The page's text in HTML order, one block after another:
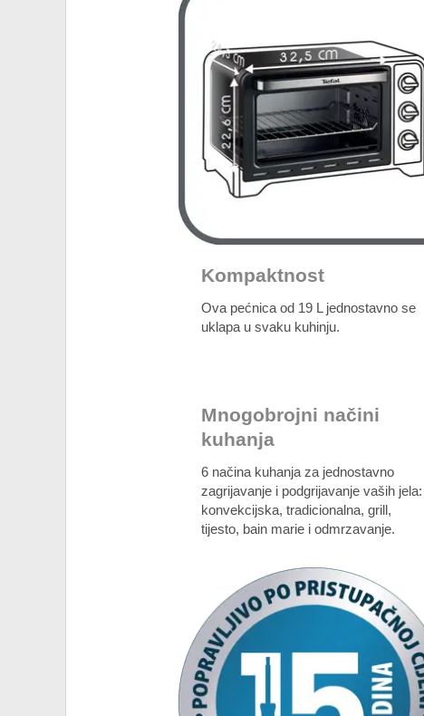
Kompaktnost
Ova pećnica od 19 L jednostavno se
uklapa u svaku kuhinju.
Mnogobrojni načini
kuhanja
6 načina kuhanja za jednostavno
zagrijavanje i podgrijavanje vaših jela:
konvekcijska, tradicionalna, grill,
tijesto, bain marie i odmrzavanje.